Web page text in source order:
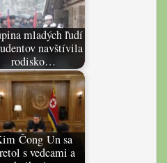
mladých ľudí
navštívila
rodisko…
Čong Un sa
s vedcami a